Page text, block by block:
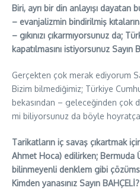
Biri, ayrı bir din anlayışı
– evanjalizmin bindirilmiş
– gıkınızı çıkarmıyorsunuz da;
kapatılmasını istiyorsunuz Sayın
Gerçekten çok merak ediyorum
Bizim bilmediğimiz; Türkiye
bekasından – geleceğinden çok
mi biliyorsunuz da böyle
Tarikatların iç savaş çıkartmak
Ahmet Hoca) edilirken; Bermuda
bilinmeyenli denklem gibi
Kimden yanasınız Sayın BAHÇELİ?